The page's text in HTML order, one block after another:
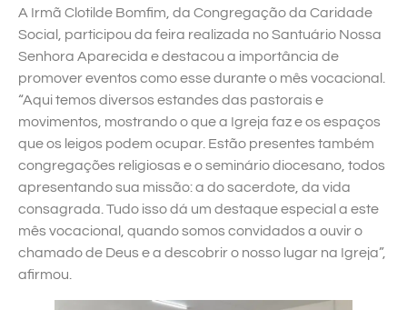
A Irmã Clotilde Bomfim, da Congregação da Caridade
Social, participou da feira realizada no Santuário Nossa
Senhora Aparecida e destacou a importância de
promover eventos como esse durante o mês vocacional.
“Aqui temos diversos estandes das pastorais e
movimentos, mostrando o que a Igreja faz e os espaços
que os leigos podem ocupar. Estão presentes também
congregações religiosas e o seminário diocesano, todos
apresentando sua missão: a do sacerdote, da vida
consagrada. Tudo isso dá um destaque especial a este
mês vocacional, quando somos convidados a ouvir o
chamado de Deus e a descobrir o nosso lugar na Igreja”,
afirmou.